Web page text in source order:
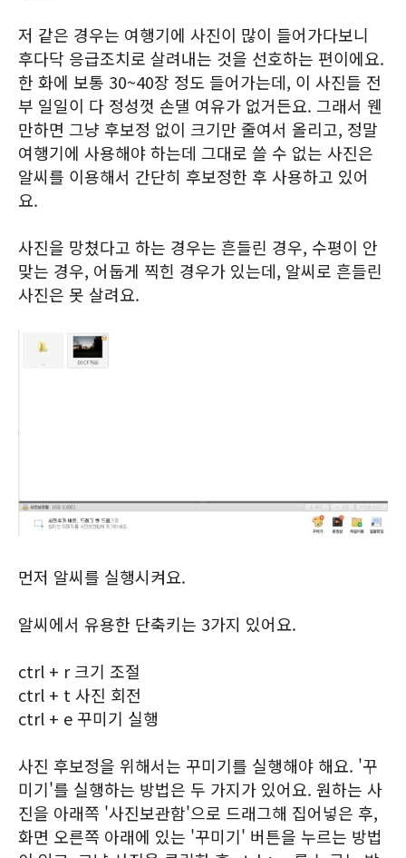
저 같은 경우는 여행기에 사진이 많이 들어가다보니
후다닥 응급조치로 살려내는 것을 선호하는 편이에요.
한 화에 보통 30~40장 정도 들어가는데, 이 사진들 전
부 일일이 다 정성껏 손댈 여유가 없거든요. 그래서 웬
만하면 그냥 후보정 없이 크기만 줄여서 올리고, 정말
여행기에 사용해야 하는데 그대로 쓸 수 없는 사진은
알씨를 이용해서 간단히 후보정한 후 사용하고 있어
요.
사진을 망쳤다고 하는 경우는 흔들린 경우, 수평이 안
맞는 경우, 어둡게 찍힌 경우가 있는데, 알씨로 흔들린
사진은 못 살려요.
먼저 알씨를 실행시켜요.
알씨에서 유용한 단축키는 3가지 있어요.
ctrl + r 크기 조절
ctrl + t 사진 회전
ctrl + e 꾸미기 실행
사진 후보정을 위해서는 꾸미기를 실행해야 해요. '꾸
미기'를 실행하는 방법은 두 가지가 있어요. 원하는 사
진을 아래쪽 '사진보관함'으로 드래그해 집어넣은 후,
화면 오른쪽 아래에 있는 '꾸미기' 버튼을 누르는 방법